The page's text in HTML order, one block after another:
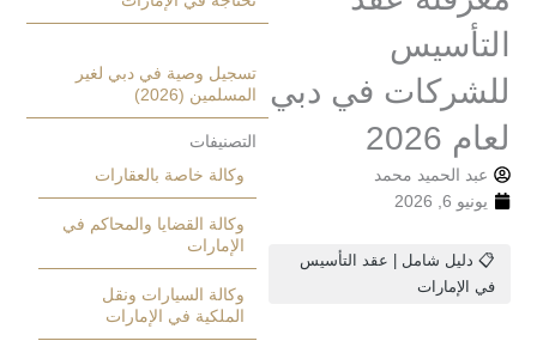
في دبي
محمد
شامل | عقد التأسيس
تسجيل وصية في دبي لغير
المسلمين (2026)
وكالة خاصة بالعقارات
وكالة القضايا والمحاكم في
وكالة السيارات ونقل
الملكية في الإمارات